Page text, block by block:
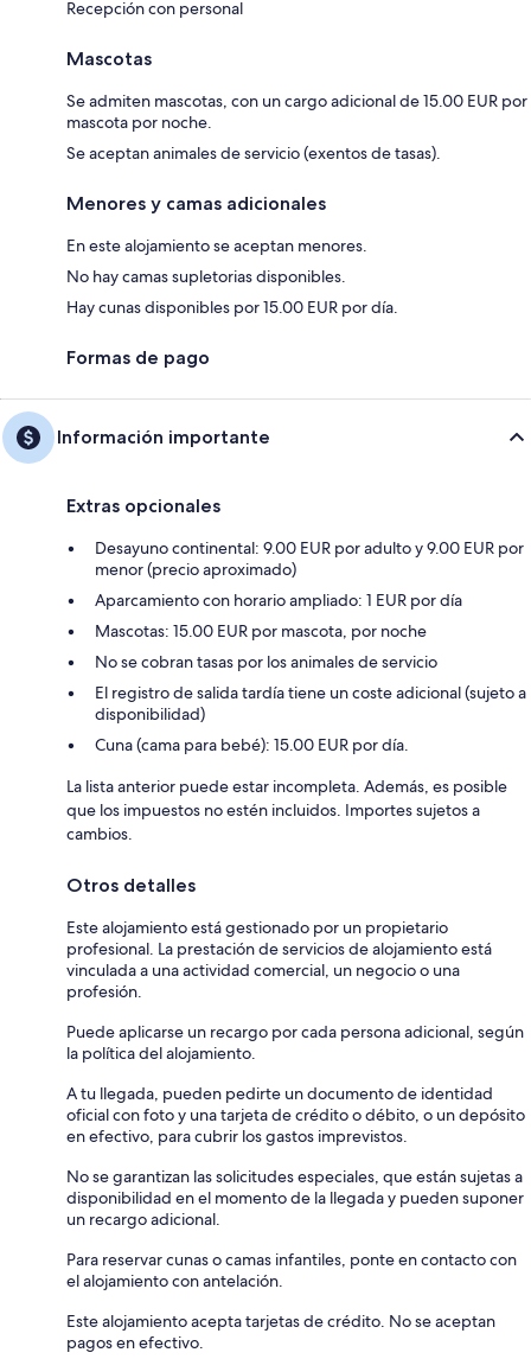
Recepción con personal
Mascotas
Se admiten mascotas, con un cargo adicional de 15.00 EUR por
mascota por noche.
Se aceptan animales de servicio (exentos de tasas).
Menores y camas adicionales
En este alojamiento se aceptan menores.
No hay camas supletorias disponibles.
Hay cunas disponibles por 15.00 EUR por día.
Formas de pago
Información importante
Extras opcionales
Desayuno continental: 9.00 EUR por adulto y 9.00 EUR por
menor (precio aproximado)
Aparcamiento con horario ampliado: 1 EUR por día
Mascotas: 15.00 EUR por mascota, por noche
No se cobran tasas por los animales de servicio
El registro de salida tardía tiene un coste adicional (sujeto a
disponibilidad)
Cuna (cama para bebé): 15.00 EUR por día.
La lista anterior puede estar incompleta. Además, es posible
que los impuestos no estén incluidos. Importes sujetos a
cambios.
Otros detalles
Este alojamiento está gestionado por un propietario
profesional. La prestación de servicios de alojamiento está
vinculada a una actividad comercial, un negocio o una
profesión.
Puede aplicarse un recargo por cada persona adicional, según
la política del alojamiento.
A tu llegada, pueden pedirte un documento de identidad
oficial con foto y una tarjeta de crédito o débito, o un depósito
en efectivo, para cubrir los gastos imprevistos.
No se garantizan las solicitudes especiales, que están sujetas a
disponibilidad en el momento de la llegada y pueden suponer
un recargo adicional.
Para reservar cunas o camas infantiles, ponte en contacto con
el alojamiento con antelación.
Este alojamiento acepta tarjetas de crédito. No se aceptan
pagos en efectivo.